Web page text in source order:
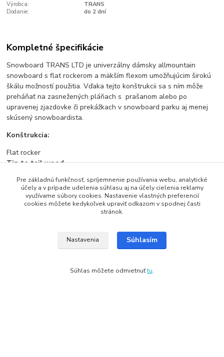
Výrobca:
TRANS
Dodanie:
do 2 dní
Kompletné špecifikácie
Snowboard TRANS LTD je univerzálny dámsky allmountain
snowboard s flat rockerom a mäkším flexom umožňujúcim širokú
škálu možností použitia. Vďaka tejto konštrukcii sa s ním môže
preháňať na zasnežených pláňach s prašanom alebo po
upravenej zjazdovke či prekážkach v snowboard parku aj menej
skúsený snowboardista.
Konštrukcia:
Flat rocker
Tip to tail wood
Biaxiall glass fabrics
Dvojsmerná laminácia pre dosiahnutie optimálnej tuhosti
snowboardu.
Wooden Sandwich construction
dostatočnú pevnosť.
F 4000 Sintered base
Pre základnú funkčnosť, spríjemnenie používania webu, analytické
účely a v prípade udelenia súhlasu aj na účely cielenia reklamy
využívame súbory cookies. Nastavenie vlastných preferencií
cookies môžete kedykoľvek upraviť odkazom v spodnej časti
stránok.
Nastavenia Súhlasím
Súhlas môžete odmietnuťtu.